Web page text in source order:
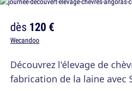
dès120 €
Wecandoo
Découvrez l'élevage de
fabrication de la laine avec